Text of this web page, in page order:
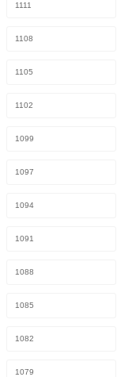
1111
1108
1105
1102
1099
1097
1094
1091
1088
1085
1082
1079